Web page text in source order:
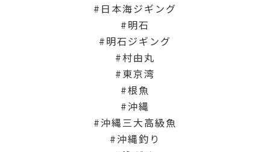
日本海ジギング
明石
明石ジギング
村由丸
東京湾
根魚
沖縄
沖縄三大高級魚
沖縄釣り